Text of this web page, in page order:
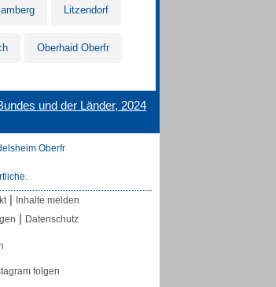
Litzendorf
Oberhaid Oberfr
und der Länder, 2024
Oberfr
| Inhalte melden
| Datenschutz
folgen